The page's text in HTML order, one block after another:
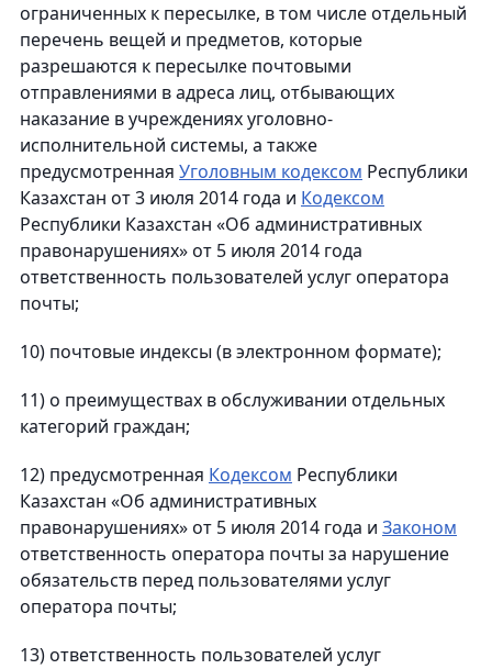
ограниченных к пересылке, в том числе отдельный
перечень вещей и предметов, которые
разрешаются к пересылке почтовыми
отправлениями в адреса лиц, отбывающих
наказание в учреждениях уголовно-
исполнительной системы, а также
предусмотренная Уголовным кодексом Республики
Казахстан от 3 июля 2014 года и Кодексом
Республики Казахстан «Об административных
правонарушениях» от 5 июля 2014 года
ответственность пользователей услуг оператора
почты;
10) почтовые индексы (в электронном формате);
11) о преимуществах в обслуживании отдельных
категорий граждан;
12) предусмотренная Кодексом Республики
Казахстан «Об административных
правонарушениях» от 5 июля 2014 года и Законом
ответственность оператора почты за нарушение
обязательств перед пользователями услуг
оператора почты;
13) ответственность пользователей услуг